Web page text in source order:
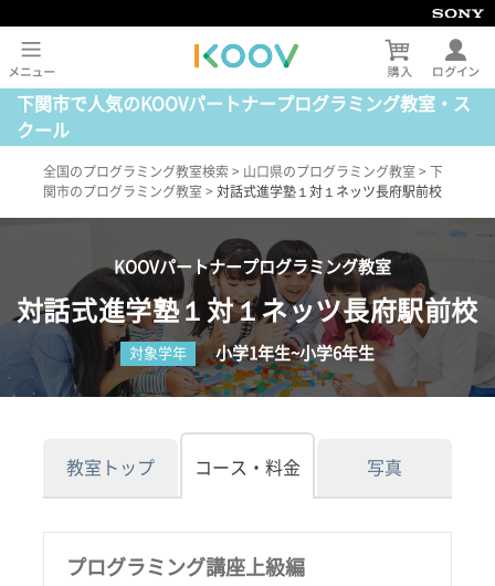
下関市で人気のKOOVパートナープログラミング教室・ス
クール
全国のプログラミング教室検索 > 山口県のプログラミング教室 > 下
関市のプログラミング教室 > 対話式進学塾１対１ネッツ長府駅前校
KOOVパートナープログラミング教室
対話式進学塾１対１ネッツ長府駅前校
対象学年 小学1年生~小学6年生
教室トップ コース・料金 写真
プログラミング講座上級編